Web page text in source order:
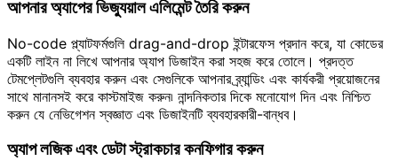
আপনার অ্যাপের ভিজ্যুয়াল এলিমেন্ট তৈরি করুন
No-code প্ল্যাটফর্মগুলি drag-and-drop ইন্টারফেস প্রদান করে, যা কোডের
একটি লাইন না লিখে আপনার অ্যাপ ডিজাইন করা সহজ করে তোলে। প্রদত্ত
টেমপ্লেটগুলি ব্যবহার করুন এবং সেগুলিকে আপনার ব্র্যান্ডিং এবং কার্যকরী প্রয়োজনের
সাথে মানানসই করে কাস্টমাইজ করুন৷ নান্দনিকতার দিকে মনোযোগ দিন এবং নিশ্চিত
করুন যে নেভিগেশন স্বজ্ঞাত এবং ডিজাইনটি ব্যবহারকারী-বান্ধব।
অ্যাপ লজিক এবং ডেটা স্ট্রাকচার কনফিগার করুন